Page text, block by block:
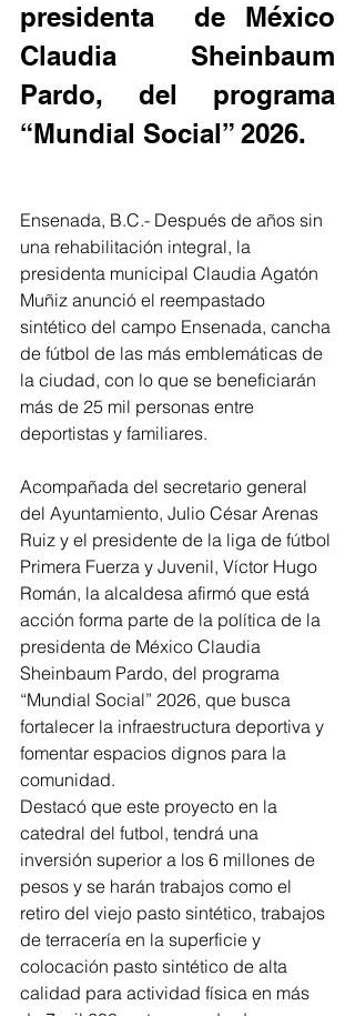
presidenta  de México
Claudia Sheinbaum
Pardo, del programa
“Mundial Social” 2026.
Ensenada, B.C.- Después de años sin
una rehabilitación integral, la
presidenta municipal Claudia Agatón
Muñiz anunció el reempastado
sintético del campo Ensenada, cancha
de fútbol de las más emblemáticas de
la ciudad, con lo que se beneficiarán
más de 25 mil personas entre
deportistas y familiares.
Acompañada del secretario general
del Ayuntamiento, Julio César Arenas
Ruiz y el presidente de la liga de fútbol
Primera Fuerza y Juvenil, Víctor Hugo
Román, la alcaldesa afirmó que está
acción forma parte de la política de la
presidenta de México Claudia
Sheinbaum Pardo, del programa
“Mundial Social” 2026, que busca
fortalecer la infraestructura deportiva y
fomentar espacios dignos para la
comunidad.
Destacó que este proyecto en la
catedral del futbol, tendrá una
inversión superior a los 6 millones de
pesos y se harán trabajos como el
retiro del viejo pasto sintético, trabajos
de terracería en la superficie y
colocación pasto sintético de alta
calidad para actividad física en más